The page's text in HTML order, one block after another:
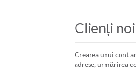
Clienți noi
Crearea unui cont
adrese, urmărirea